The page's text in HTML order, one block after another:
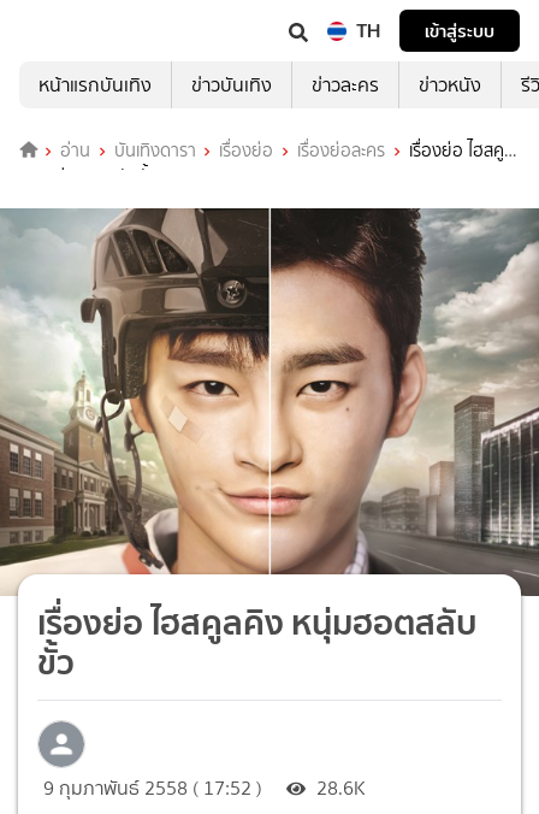
TH
เข้าสู่ระบบ
หน้าแรกบันเทิง
ข่าวบันเทิง ข่าวละคร ข่าวหนัง รี
อ่าน บันเทิงดารา เรื่องย่อ เรื่องย่อละคร
เรื่องย่อ ไฮสคูล
คิง หนุ่มฮอตสลับขั้ว
เรื่องย่อ ไฮสคูลคิง หนุ่มฮอตสลับ
ขั้ว
9 กุมภาพันธ์ 2558 ( 17:52 ) 28.6K